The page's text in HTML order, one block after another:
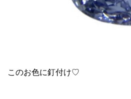
このお色に釘付け♡